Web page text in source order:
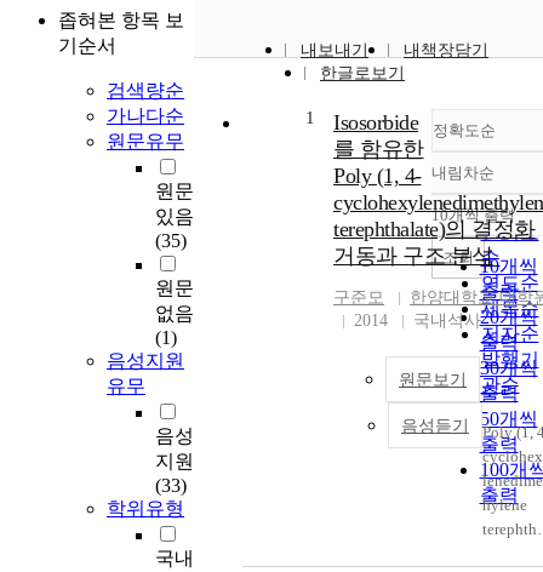
좁혀본 항목 보
기순서
검색량순
가나다순
원문유무
원문
있음
(35)
원문
없음
(1)
음성지원
유무
음성
지원
(33)
학위유형
국내
내보내기
내책장담기
한글로보기
정확도순
정확도
순
인기도
순
연도순
제목순
저자순
발행기
관순
내림차순
내림차
10개씩 출력
10개씩
출력
20개씩
출력
30개씩
출력
50개씩
출력
100개
출력
조회
1
Isosorbide
를 함유한
Poly (1, 4-
terephthalate)의 결정화
거동과 구조 분석
구준모
한양대학교 대학
2014
국내석사
원문보기
음성듣기
Poly (1,
hylene